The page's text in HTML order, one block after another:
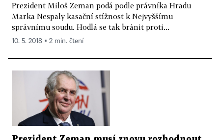
Prezident Miloš Zeman podá podle právníka Hradu
Marka Nespaly kasační stížnost k Nejvyššímu
správnímu soudu. Hodlá se tak bránit proti...
10. 5. 2018 ▪ 2 min. čtení